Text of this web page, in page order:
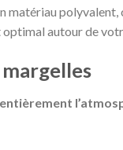
polyvalent,
autour de